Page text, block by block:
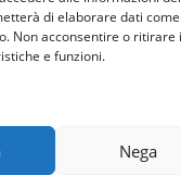
di elaborare dati
Non acconsentire o
e funzioni.
Nega
Rinnovo Patente
GIULIA LAZIO
TOSCANA